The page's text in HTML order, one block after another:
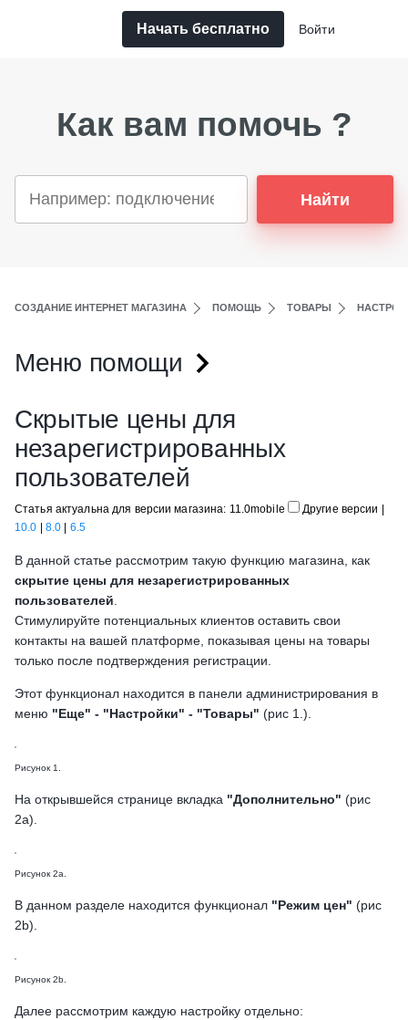
Начать бесплатно Войти
Как вам помочь ?
Найти
СОЗДАНИЕ ИНТЕРНЕТ МАГАЗИНА ПОМОЩЬ ТОВАРЫ
Меню помощи
Скрытые цены для
незарегистрированных
пользователей
Статья актуальна для версии магазина: 11.0mobile Другие версии
10.0
8.0 6.5
В данной статье рассмотрим такую функцию магазина, как
скрытие цены для незарегистрированных
пользователей
Стимулируйте потенциальных клиентов оставить свои
контакты на вашей платформе, показывая цены на товары
только после подтверждения регистрации.
Этот функционал находится в панели администрирования в
меню "Еще" - "Настройки" - "Товары" (рис 1.).
Рисунок 1.
На открывшейся странице вкладка "Дополнительно" (рис
2a).
Рисунок 2a.
В данном разделе находится функционал "Режим цен" (рис
2b).
Рисунок 2b.
Далее рассмотрим каждую настройку отдельно: